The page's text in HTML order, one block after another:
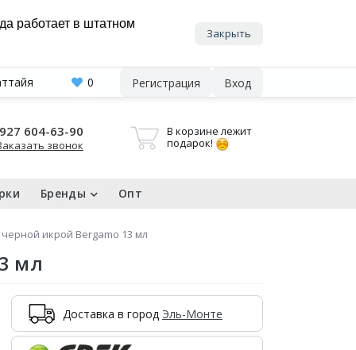
работает в штатном
Закрыть
0 Регистрация Вход
604-63-90
звонок
В корзине лежит
подарок!
Бренды Опт
икрой Bergamo 13 мл
мл
Доставка в город Эль-Монте